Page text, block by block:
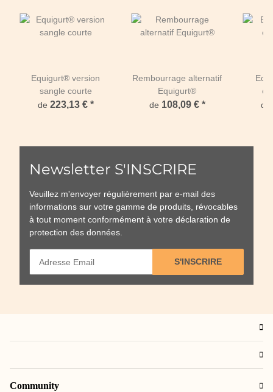
Equigurt® version
sangle courte
de 223,13 € *
Rembourrage alternatif
Equigurt®
de 108,09 € *
de
Newsletter S'INSCRIRE
Veuillez m'envoyer régulièrement par e-mail des
informations sur votre gamme de produits, révocables
à tout moment conformément à votre déclaration de
protection des données.
S'INSCRIRE
Community